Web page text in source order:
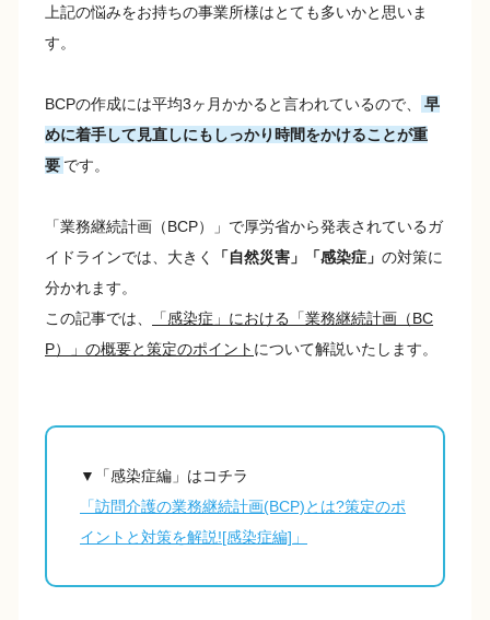
上記の悩みをお持ちの事業所様はとても多いかと思いま
す。
BCPの作成には平均3ヶ月かかると言われているので、
早
めに着手して見直しにもしっかり時間をかけることが重
要 です。
「業務継続計画（BCP）」で厚労省から発表されているガ
イドラインでは、大きく
「自然災害」「感染症」 の対策に
分かれます。
この記事では、
「感染症」における「業務継続計画（BC
P）」の概要と策定のポイント について解説いたします。
▼「感染症編」はコチラ
「訪問介護の業務継続計画(BCP)とは?策定のポ
イントと対策を解説![感染症編]」